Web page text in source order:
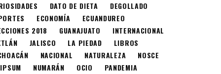
DATO DE DIETA
DEGOLLADO
ECONOMÍA
ECUANDUREO
2018
GUANAJUATO
INTERNACIONAL
JALISCO LA PIEDAD
LIBROS
NACIONAL NATURALEZA
NOSCE
NUMARÁN OCIO
PANDEMIA